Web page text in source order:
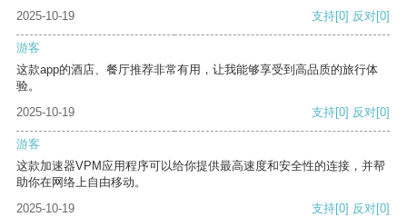
2025-10-19 支持[0] 反对[0]
游客
这款app的酒店、餐厅推荐非常有用，让我能够享受到高品质的旅行体
验。
2025-10-19
支持[0] 反对[0]
游客
这款加速器VPM应用程序可以给你提供最高速度和安全性的连接，并帮
助你在网络上自由移动。
2025-10-19
支持[0] 反对[0]